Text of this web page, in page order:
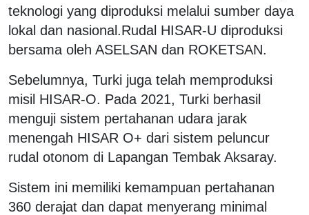
teknologi yang diproduksi melalui sumber daya
lokal dan nasional.Rudal HISAR-U diproduksi
bersama oleh ASELSAN dan ROKETSAN.
Sebelumnya, Turki juga telah memproduksi
misil HISAR-O. Pada 2021, Turki berhasil
menguji sistem pertahanan udara jarak
menengah HISAR O+ dari sistem peluncur
rudal otonom di Lapangan Tembak Aksaray.
Sistem ini memiliki kemampuan pertahanan
360 derajat dan dapat menyerang minimal